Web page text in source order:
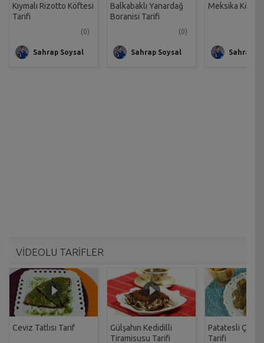
Kıymalı Rizotto Köftesi
Tarifi
(0)
Sahrap Soysal
Balkabaklı Yanardağ
Boranisi Tarifi
(0)
Sahrap Soysal
Meksika
Sahrap
VİDEOLU TARİFLER
Ceviz Tatlısı Tarif
Gülşahın Kedidilli
Tiramisusu Tarifi
Patatesli Çıtır
Tarifi